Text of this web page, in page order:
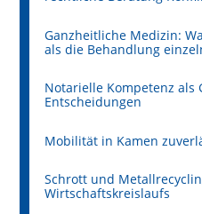
Ganzheitliche Medizin:
als die Behandlung
Notarielle Kompetenz als
Entscheidungen
Mobilität in Kamen
Schrott und
Wirtschaftskreislaufs